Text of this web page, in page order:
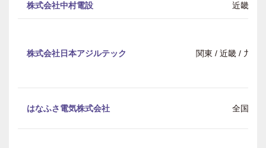
株式会社中村電設 近畿
株式会社日本アジルテック 関東 / 近畿 / 九州
はなふさ電気株式会社 全国